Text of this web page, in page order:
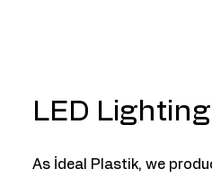
LED
As İdeal Plastik, we